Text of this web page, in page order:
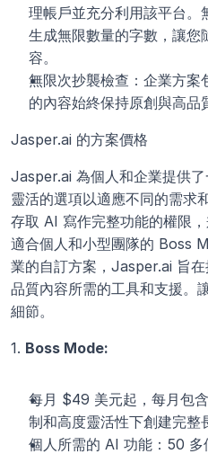
理帳戶並充分利用該平台。
生成無限數量的字數，讓您
容。
無限次抄襲檢查：企業方案
的內容始終保持原創與高品
Jasper.ai 的方案價格
Jasper.ai 為個人和企業提供
靈活的選項以適應不同的需求
存取 AI 寫作完整功能的權限
適合個人和小型團隊的 Boss
業的自訂方案，Jasper.ai 旨
品質內容所需的工具和支援。
細節。
1. Boss Mode:
每月 $49 美元起，每月包
制和高度靈活性下創建完整
個人所需的 AI 功能：50